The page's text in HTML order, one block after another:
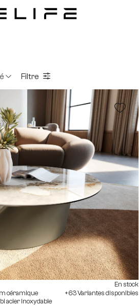
Filtre
céramique
acier inoxydable
En stock
+63 Variantes disponibles